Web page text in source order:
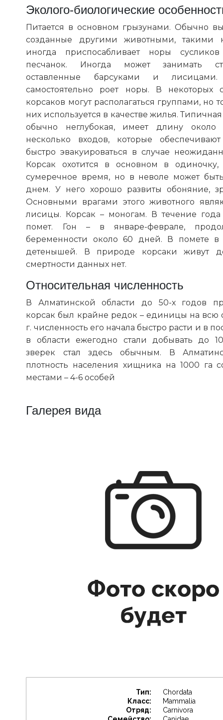
Эколого-биологические
Питается в основном грызунами. Обычно
созданные другими животными, такими
иногда приспосабливает норы
песчанок. Иногда может занимать
оставленные барсуками и
самостоятельно роет норы. В некоторых
корсаков могут располагаться группами, но
них используется в качестве жилья.
обычно неглубокая, имеет длину
несколько входов, которые обеспечивают
быстро эвакуироваться в случае
Корсак охотится в основном в одиночку,
сумеречное время, но в неволе может
днем. У него хорошо развиты обоняние,
Основными врагами этого животного
лисицы. Корсак – моногам. В течение
помет. Гон – в январе-феврале,
беременности около 60 дней. В помете
детенышей. В природе корсаки живут
смертности данных нет.
Относительная численность
В Алматинской области до 50-х годов
корсак был крайне редок – единицы на всю
г. численность его начала быстро расти и в
в области ежегодно стали добывать до
зверек стал здесь обычным. В
плотность населения хищника на 1000 га
местами – 4-6 особей
Галерея вида
Тип:
Chordata
Класс:
Mammalia
Отряд:
Carnivora